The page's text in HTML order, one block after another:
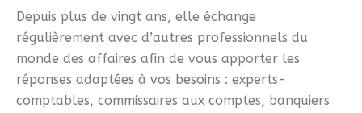
Depuis plus de vingt ans, elle échange
régulièrement avec d’autres professionnels du
monde des affaires afin de vous apporter les
réponses adaptées à vos besoins : experts-
comptables, commissaires aux comptes, banquiers